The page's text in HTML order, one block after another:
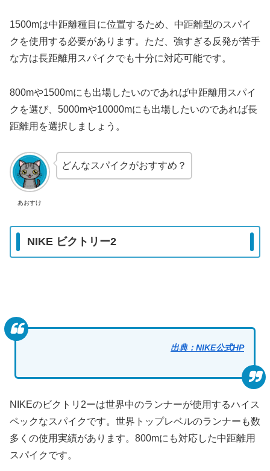
1500mは中距離種目に位置するため、中距離型のスパイ
クを使用する必要があります。ただ、強すぎる反発が苦手
な方は長距離用スパイクでも十分に対応可能です。
800mや1500mにも出場したいのであれば中距離用スパイ
クを選び、5000mや10000mにも出場したいのであれば長
距離用を選択しましょう。
あおすけ
どんなスパイクがおすすめ？
NIKE ビクトリー2
出典：NIKE公式HP
NIKEのビクトリ2ーは世界中のランナーが使用するハイス
ペックなスパイクです。世界トップレベルのランナーも数
多くの使用実績があります。800mにも対応した中距離用
スパイクです。